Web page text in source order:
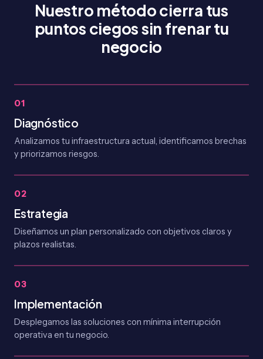
Nuestro método cierra tus
puntos ciegos sin frenar tu
negocio
01
Diagnóstico
Analizamos tu infraestructura actual, identificamos brechas
y priorizamos riesgos.
02
Estrategia
Diseñamos un plan personalizado con objetivos claros y
plazos realistas.
03
Implementación
Desplegamos las soluciones con mínima interrupción
operativa en tu negocio.